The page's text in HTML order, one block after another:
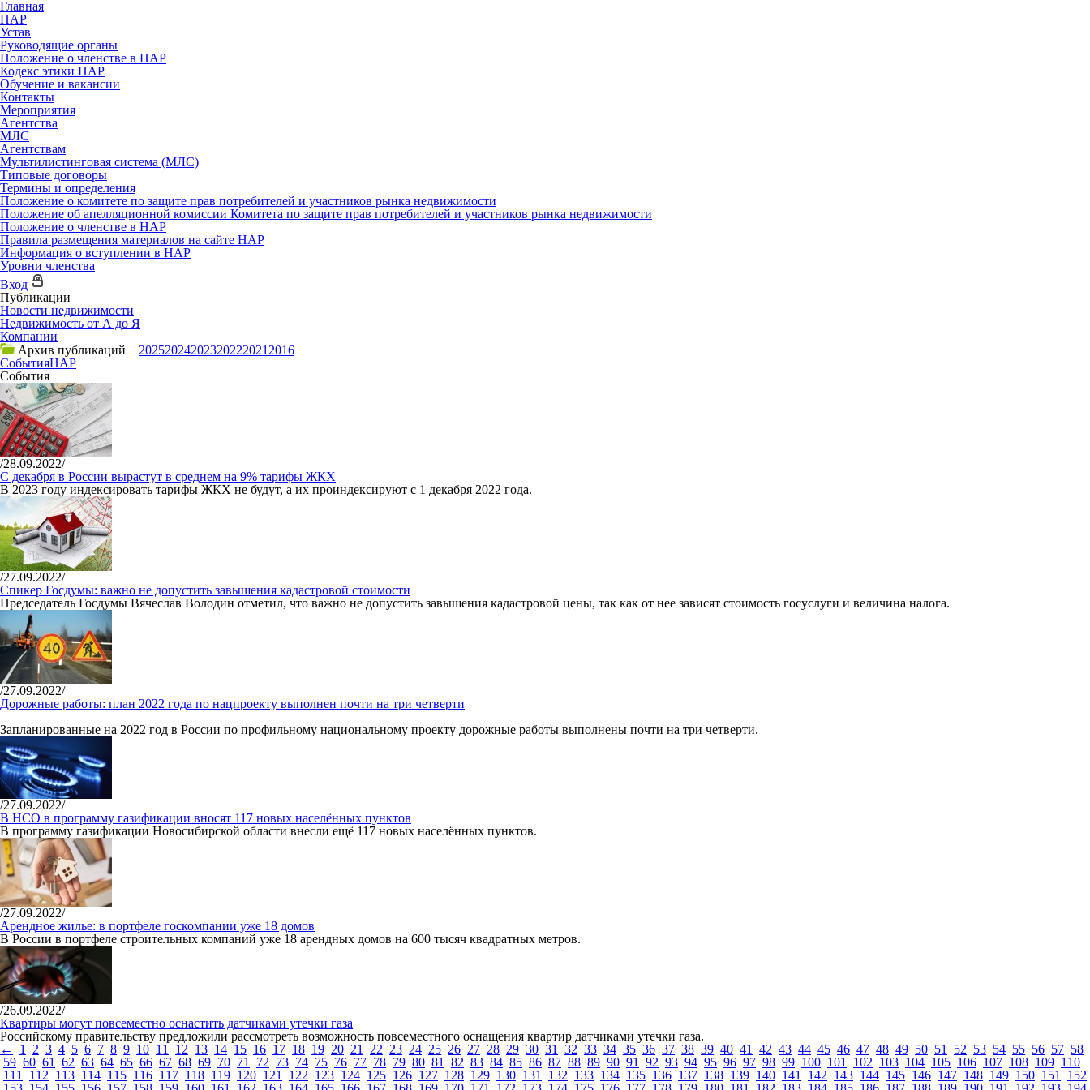
Главная
НАР
Устав
Руководящие органы
Положение о членстве в НАР
Кодекс этики НАР
Обучение и вакансии
Контакты
Мероприятия
Агентства
МЛС
Агентствам
Мультилистинговая система (МЛС)
Типовые договоры
Термины и определения
Положение о комитете по защите прав потребителей и участников рынка недвижимости
Положение об апелляционной комиссии Комитета по защите прав потребителей и участников рынка недвижимости
Положение о членстве в НАР
Правила размещения материалов на сайте НАР
Информация о вступлении в НАР
Уровни членства
Вход
Публикации
Новости недвижимости
Недвижимость от А до Я
Компании
Архив публикаций
20252024202320222021 2016
СобытияНАР
События
/28.09.2022/
С декабря в России вырастут в среднем на 9% тарифы ЖКХ
В 2023 году индексировать тарифы ЖКХ не будут, а их проиндексируют с 1 декабря 2022 года.
/27.09.2022/
Спикер Госдумы: важно не допустить завышения кадастровой стоимости
Председатель Госдумы Вячеслав Володин отметил, что важно не допустить завышения кадастровой цены, так как от нее зависят стоимость госуслуги и величина налога.
/27.09.2022/
Дорожные работы: план 2022 года по нацпроекту выполнен почти на три четверти
Запланированные на 2022 год в России по профильному национальному проекту дорожные работы выполнены почти на три четверти.
/27.09.2022/
В НСО в программу газификации вносят 117 новых населённых пунктов
В программу газификации Новосибирской области внесли ещё 117 новых населённых пунктов.
/27.09.2022/
Арендное жилье: в портфеле госкомпании уже 18 домов
В России в портфеле строительных компаний уже 18 арендных домов на 600 тысяч квадратных метров.
/26.09.2022/
Квартиры могут повсеместно оснастить датчиками утечки газа
Российскому правительству предложили рассмотреть возможность повсеместного оснащения квартир датчиками утечки газа.
←
1 2 3 4 5 6 7 8 9 10 11 12 13 14 15 16 17 18 19 20 21 22 23 24 25 26 27 28 29 30 31 32 33 34 35 36 37 38 39 40 41 42 43 44 45 46 47 48 49 50 51 52 53 54 55 56 57 58
59 60 61 62 63 64 65 66 67 68 69 70 71 72 73 74 75 76 77 78 79 80 81 82 83 84 85 86 87 88 89 90 91 92 93 94 95 96 97 98 99 100 101 102 103 104 105 106 107 108 109 110
111
112 113 114 115 116 117 118 119 120 121 122 123 124 125 126 127 128 129 130 131 132 133 134 135 136 137 138 139 140 141 142 143 144 145 146 147 148 149 150 151
152